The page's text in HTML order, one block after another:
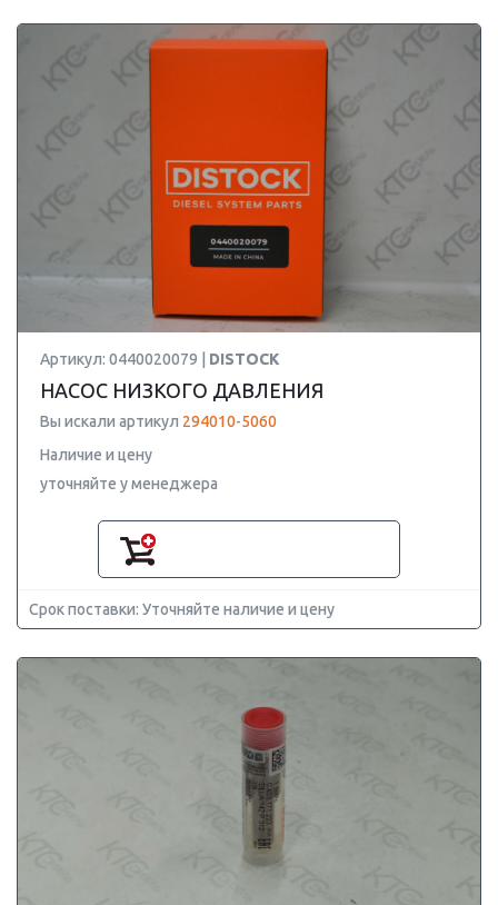
Артикул: 0440020079 | DISTOCK
НАСОС НИЗКОГО ДАВЛЕНИЯ
Вы искали артикул 294010-5060
Наличие и цену
уточняйте у менеджера
Срок поставки: Уточняйте наличие и цену